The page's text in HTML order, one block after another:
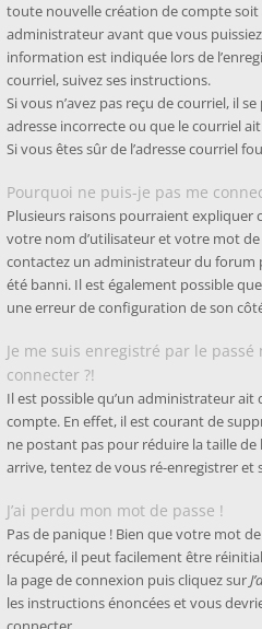
toute nouvelle création de compte
administrateur avant que vous
information est indiquée lors de
courriel, suivez ses instructions.
Si vous n’avez pas reçu de courriel, il
adresse incorrecte ou que le courriel
Si vous êtes sûr de l’adresse courriel
Pourquoi ne puis-je pas me
Plusieurs raisons pourraient expliquer
votre nom d’utilisateur et votre mot de
contactez un administrateur du forum
été banni. Il est également possible
une erreur de configuration de son
Je me suis enregistré par le
connecter ?!
Il est possible qu’un administrateur
compte. En effet, il est courant de
ne postant pas pour réduire la taille de
arrive, tentez de vous ré-enregistrer et
J’ai perdu mon mot de passe !
Pas de panique ! Bien que votre mot
récupéré, il peut facilement être
la page de connexion puis cliquez sur
les instructions énoncées et vous